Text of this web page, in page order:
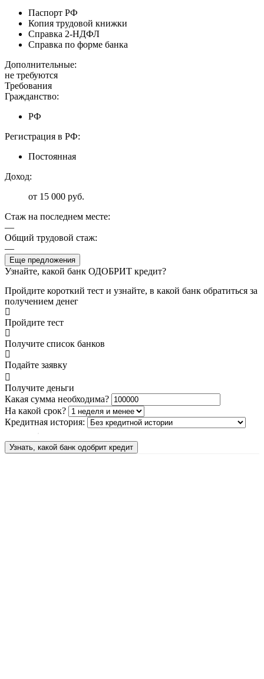
Паспорт РФ
Копия трудовой книжки
Справка 2-НДФЛ
Справка по форме банка
Дополнительные:
не требуются
Требования
Гражданство:
РФ
Регистрация в РФ:
Постоянная
Доход:
от 15 000 руб.
Стаж на последнем месте:
—
Общий трудовой стаж:
—
Еще предложения
Узнайте, какой банк ОДОБРИТ кредит?
Пройдите короткий тест и узнайте, в какой банк обратиться за
получением денег
Пройдите тест
Получите список банков
Подайте заявку
Получите деньги
Какая сумма необходима?
На какой срок?
Кредитная история:
Узнать, какой банк одобрит кредит